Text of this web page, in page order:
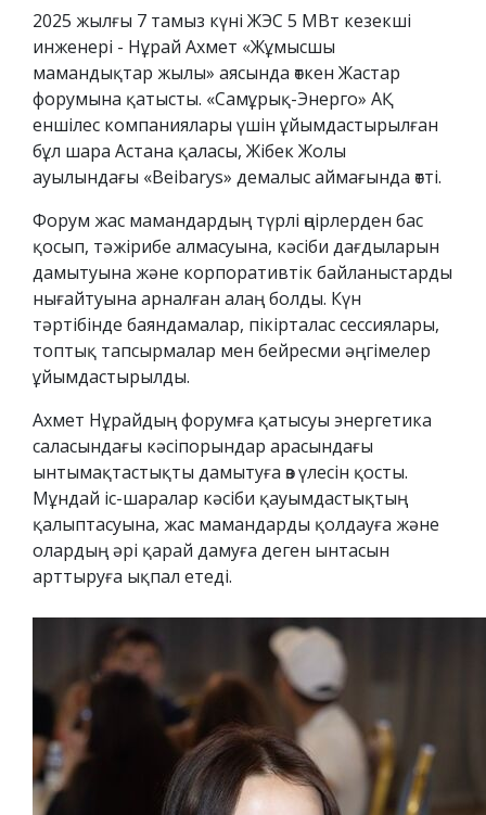
2025 жылғы 7 тамыз күні ЖЭС 5 МВт кезекші
инженері - Нұрай Ахмет «Жұмысшы
мамандықтар жылы» аясында өткен Жастар
форумына қатысты. «Самұрық-Энерго» АҚ
еншілес компаниялары үшін ұйымдастырылған
бұл шара Астана қаласы, Жібек Жолы
ауылындағы «Beibarys» демалыс аймағында өтті.
Форум жас мамандардың түрлі өңірлерден бас
қосып, тәжірибе алмасуына, кәсіби дағдыларын
дамытуына және корпоративтік байланыстарды
нығайтуына арналған алаң болды. Күн
тәртібінде баяндамалар, пікірталас сессиялары,
топтық тапсырмалар мен бейресми әңгімелер
ұйымдастырылды.
Ахмет Нұрайдың форумға қатысуы энергетика
саласындағы кәсіпорындар арасындағы
ынтымақтастықты дамытуға өз үлесін қосты.
Мұндай іс-шаралар кәсіби қауымдастықтың
қалыптасуына, жас мамандарды қолдауға және
олардың әрі қарай дамуға деген ынтасын
арттыруға ықпал етеді.